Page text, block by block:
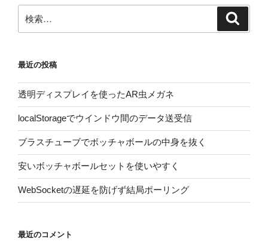
索:
最近の投稿
透明ディスプレイを使ったAR虫メガネ
localStorageでウインドウ間のデータ送受信
ブラスチューブでボッチャボールの中身を抜く
安いボッチャボールセットを使いやすく
WebSocketの遅延を防げず結局ポーリング
最近のコメント